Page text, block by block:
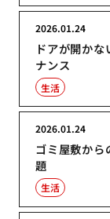
ドアが開か
ナンス
2026.01.24
生活
ゴミ屋敷から
題
2026.01.24
生活